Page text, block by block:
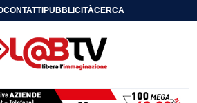
CONTATTIPUBBLICITÀCERCA